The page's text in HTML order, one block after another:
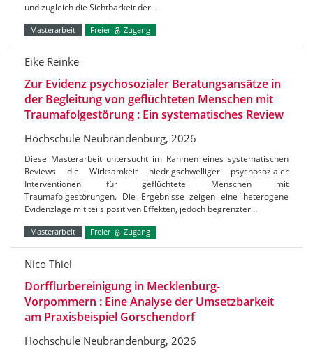
und zugleich die Sichtbarkeit der…
Masterarbeit Freier Zugang
Eike Reinke
Zur Evidenz psychosozialer Beratungsansätze in
der Begleitung von geflüchteten Menschen mit
Traumafolgestörung : Ein systematisches Review
Hochschule Neubrandenburg, 2026
Diese Masterarbeit untersucht im Rahmen eines systematischen
Reviews die Wirksamkeit niedrigschwelliger psychosozialer
Interventionen für geflüchtete Menschen mit
Traumafolgestörungen. Die Ergebnisse zeigen eine heterogene
Evidenzlage mit teils positiven Effekten, jedoch begrenzter…
Masterarbeit Freier Zugang
Nico Thiel
Dorfflurbereinigung in Mecklenburg-
Vorpommern : Eine Analyse der Umsetzbarkeit
am Praxisbeispiel Gorschendorf
Hochschule Neubrandenburg, 2026